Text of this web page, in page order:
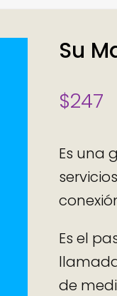
Su
$247
Es una
Es el
de